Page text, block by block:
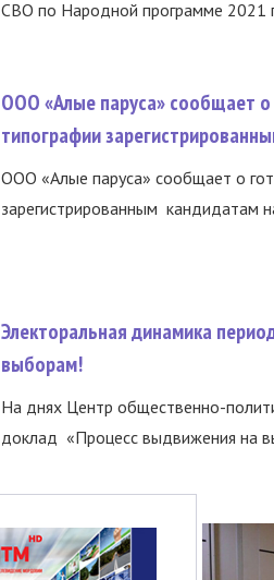
СВО по Народной программе 2021
ООО «Алые паруса» сообщает о
типографии
ООО «Алые паруса» сообщает о
зарегистрированным кандидатам
Электоральная динамика
выборам!
На днях Центр общественно-
доклад «Процесс выдвижения на